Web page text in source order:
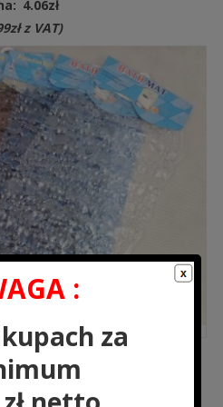
4.06zł
złz VAT)
66×34 cm
:
za